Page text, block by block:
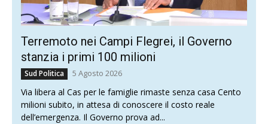
Terremoto nei Campi Flegrei, il Governo
stanzia i primi 100 milioni
Sud Politica 5 Agosto 2026
Via libera al Cas per le famiglie rimaste senza casa Cento
milioni subito, in attesa di conoscere il costo reale
dell’emergenza. Il Governo prova ad...